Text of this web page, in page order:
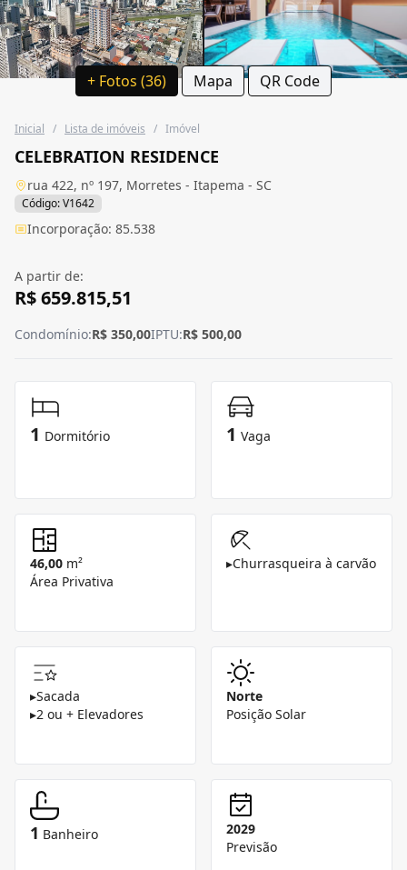
+ Fotos (36) Mapa QR Code
Inicial / Lista de imóveis / Imóvel
CELEBRATION RESIDENCE
rua 422, nº 197, Morretes - Itapema - SC
Código: V1642
Incorporação: 85.538
A partir de:
R$ 659.815,51
Condomínio:R$ 350,00IPTU:R$ 500,00
1 Dormitório 1 Vaga
46,00 m²
Área Privativa
▸Churrasqueira à carvão
▸Sacada
▸2 ou + Elevadores
Norte
Posição Solar
1 Banheiro
2029
Previsão